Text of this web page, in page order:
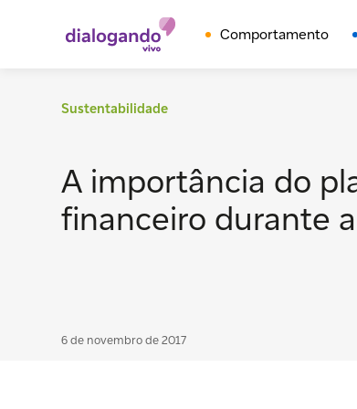
Comportamento
Sustentabilidade
A importância do
financeiro durante
6 de novembro de 2017